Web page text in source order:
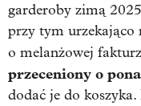
garderoby zimą
przy tym urzekająco
o melanżowej
przeceniony o
dodać je do